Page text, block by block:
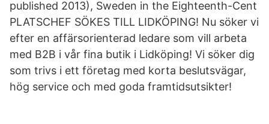
published 2013), Sweden in the Eighteenth-Cent
PLATSCHEF SÖKES TILL LIDKÖPING! Nu söker vi
efter en affärsorienterad ledare som vill arbeta
med B2B i vår fina butik i Lidköping! Vi söker dig
som trivs i ett företag med korta beslutsvägar,
hög service och med goda framtidsutsikter!